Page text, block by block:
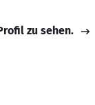
zu sehen.